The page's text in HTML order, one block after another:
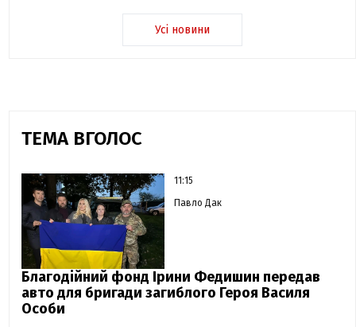
Усі новини
ТЕМА ВГОЛОС
11:15
Павло Дак
Благодійний фонд Ірини Федишин передав
авто для бригади загиблого Героя Василя
Особи